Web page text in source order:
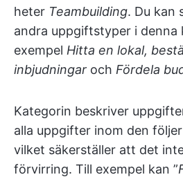
heter Teambuilding. Du kan
andra uppgiftstyper i denna
exempel Hitta en lokal,
inbjudningar och Fördela
Kategorin beskriver
alla uppgifter inom den
vilket säkerställer att det
förvirring. Till exempel kan ”